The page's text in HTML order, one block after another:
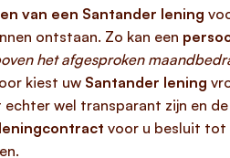
van een Santander lening
ontstaan. Zo kan een
het afgesproken
kiest uw Santander lening
wel transparant zijn en
voor u besluit tot